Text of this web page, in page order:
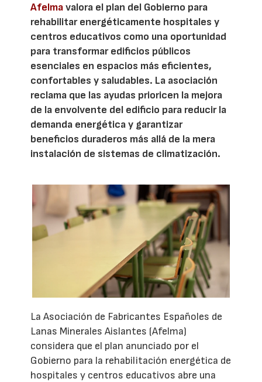
Afelmavalora el plan del Gobierno para
rehabilitar energéticamente hospitales y
centros educativos como una oportunidad
para transformar edificios públicos
esenciales en espacios más eficientes,
confortables y saludables. La asociación
reclama que las ayudas prioricen la mejora
de la envolvente del edificio para reducir la
demanda energética y garantizar
beneficios duraderos más allá de la mera
instalación de sistemas de climatización.
La Asociación de Fabricantes Españoles de
Lanas Minerales Aislantes (Afelma)
considera que el plan anunciado por el
Gobierno para la rehabilitación energética de
hospitales y centros educativos abre una